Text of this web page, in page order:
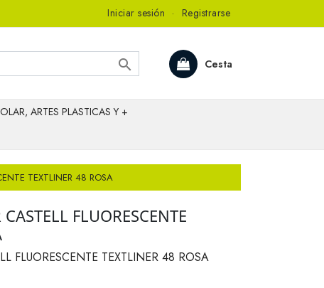
Iniciar sesión · Registrarse
Cesta

ARTES PLASTICAS Y +
TEXTLINER 48 ROSA
FLUORESCENTE
FLUORESCENTE TEXTLINER 48 ROSA